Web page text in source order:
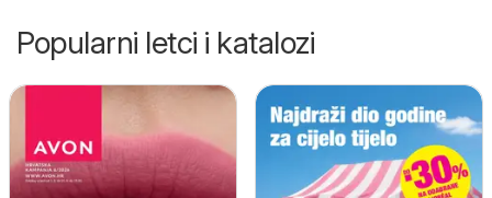
Popularni letci i katalozi